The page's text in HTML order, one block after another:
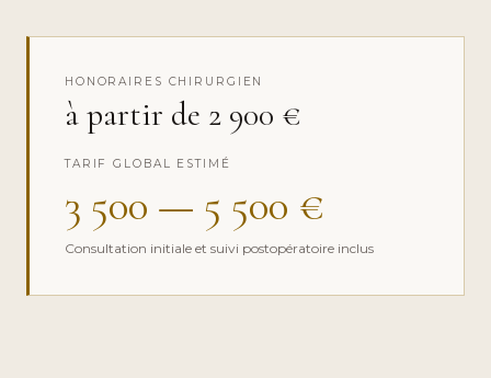
HONORAIRES CHIRURGIEN
à partir de 2 900 €
TARIF GLOBAL ESTIMÉ
3 500 — 5 500 €
Consultation initiale et suivi postopératoire inclus